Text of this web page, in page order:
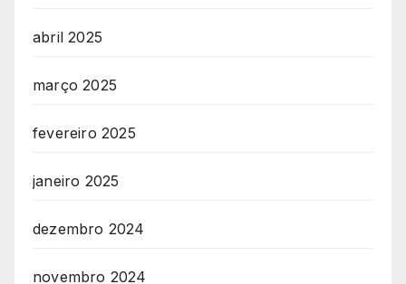
abril 2025
março 2025
fevereiro 2025
janeiro 2025
dezembro 2024
novembro 2024